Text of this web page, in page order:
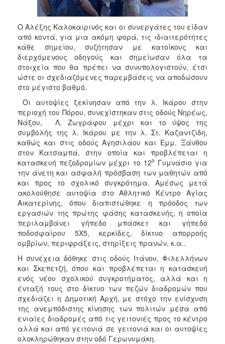
ΠΟΛΙΤΙΣΜΟΣ
ΑΝΘΕΚΤΙΚΗ
ΠΟΛΗ
Ο Αλέξης Καλοκαιρινός και οι συνεργάτες του είδαν
από κοντά, για μια ακόμη φορά, τις ιδιαιτερότητες
κάθε σημείου, συζήτησαν με κατοίκους και
διερχόμενους οδηγούς και σημείωσαν όλα τα
στοιχεία που θα πρέπει να συνυπολογιστούν, έτσι
ώστε οι σχεδιαζόμενες παρεμβάσεις να αποδώσουν
στο μέγιστο βαθμό.
Οι αυτοψίες ξεκίνησαν από την λ. Ικάρου στην
περιοχή του Πόρου, συνεχίστηκαν στις οδούς Νηρέως,
Νάξου, Λ. Ζωγράφου μέχρι και το ύψος της
συμβολής της λ. Ικάρου με την λ. Στ. Καζαντζίδη,
καθώς και στις οδούς Αγησιλάου και Εμμ. Ξάνθου
στον Κατσαμπά, στην οποία και προβλέπεται η
κατασκευή πεζοδρομίων μέχρι το 12οΓυμνάσιο για
την άνετη και ασφαλή πρόσβαση των μαθητών από
και προς το σχολικό συγκρότημα. Αμέσως μετά
ακολούθησε αυτοψία στο Αθλητικό Κέντρο Αγίας
Αικατερίνης, όπου διαπιστώθηκε η πρόοδος των
εργασιών της πρώτης φάσης κατασκευής, η οποία
περιλαμβάνει γήπεδο μπάσκετ και γήπεδο
ποδοσφαίρου 5Χ5, κερκίδες, δίκτυο απορροής
ομβρίων, περιφράξεις, στηρίξεις πρανών, κ.α..
Η συνέχεια δόθηκε στις οδούς Ιτάνου, Φιλελλήνων
και Σκεπετζή, όπου και προβλέπεται η κατασκευή
ενός νέου σχολικού συγκροτήματος, αλλά και η
ένταξή τους στο δίκτυο των πεζών διαδρομών που
σχεδιάζει η Δημοτική Αρχή, με στόχο την ενίσχυση
της ανεμπόδιστης κίνησης των πολιτών μέσα από
ενιαίες διαδρομές από τις γειτονιές προς το κέντρο
αλλά και από γειτονιά σε γειτονιά και οι αυτοψίες
ολοκληρώθηκαν στην οδό Γερωνυμάκη.